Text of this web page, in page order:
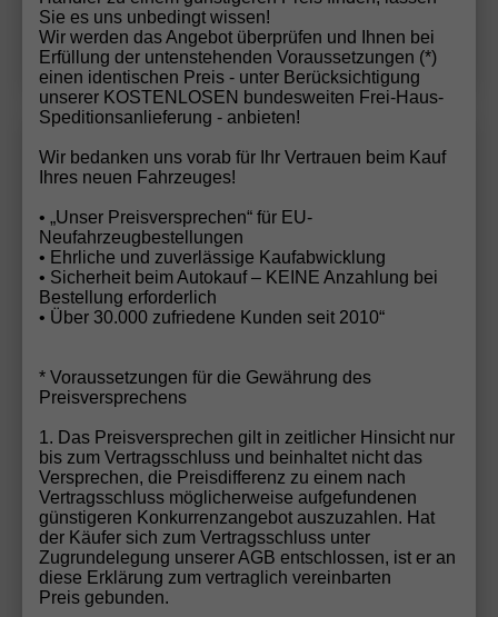
Details
Volkswagen T7 California Wir rufen Sie an!
PDF-Datei,
Beach 2.0 TDI 7-Gang-DSG
ab 468,– € mtl.
Sie es uns unbedingt wissen!
Wir werden das Angebot überprüfen und Ihnen bei
Erfüllung der untenstehenden Voraussetzungen (*)
einen identischen Preis - unter Berücksichtigung
unserer KOSTENLOSEN bundesweiten Frei-Haus-
Speditionsanlieferung - anbieten!
Wir bedanken uns vorab für Ihr Vertrauen beim Kauf
Ihres neuen Fahrzeuges!
• „Unser Preisversprechen“ für EU-
Neufahrzeugbestellungen
• Ehrliche und zuverlässige Kaufabwicklung
• Sicherheit beim Autokauf – KEINE Anzahlung bei
Bestellung erforderlich
• Über 30.000 zufriedene Kunden seit 2010“
* Voraussetzungen für die Gewährung des
Preisversprechens
1. Das Preisversprechen gilt in zeitlicher Hinsicht nur
bis zum Vertragsschluss und beinhaltet nicht das
Versprechen, die Preisdifferenz zu einem nach
Vertragsschluss möglicherweise aufgefundenen
günstigeren Konkurrenzangebot auszuzahlen. Hat
der Käufer sich zum Vertragsschluss unter
Zugrundelegung unserer AGB entschlossen, ist er an
diese Erklärung zum vertraglich vereinbarten
Preis gebunden.